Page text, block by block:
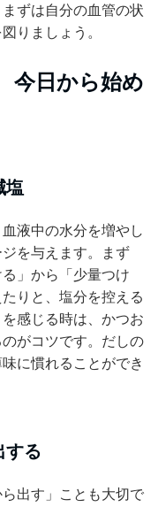
ずは自分の血管の状
りましょう。
今日から始め
塩
液中の水分を増やし
を与えます。まず
」から「少量つけ
りと、塩分を控える
感じる時は、かつお
がコツです。だしの
に慣れることができ
する
出す」ことも大切で